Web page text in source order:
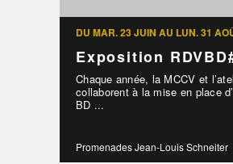
DU MAR. 23 JUIN AU LUN. 31
Exposition
Chaque année, la MCCV et
collaborent à la mise en place
BD ...
Promenades Jean-Louis Schneiter